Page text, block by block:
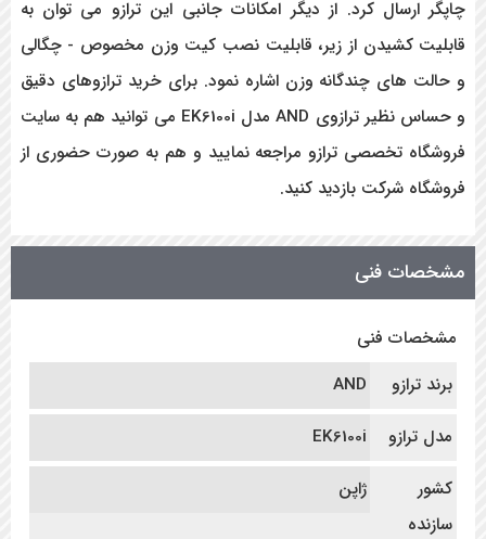
چاپگر ارسال کرد. از دیگر امکانات جانبی این ترازو می توان به
قابلیت کشیدن از زیر، قابلیت نصب کیت وزن مخصوص - چگالی
و حالت های چندگانه وزن اشاره نمود. برای خرید ترازوهای دقیق
و حساس نظیر ترازوی AND مدل EK6100i می توانید هم به سایت
فروشگاه تخصصی ترازو مراجعه نمایید و هم به صورت حضوری از
فروشگاه شرکت بازدید کنید.
مشخصات فنی
مشخصات فنی
برند ترازو
AND
مدل ترازو
EK6100i
کشور
سازنده
ژاپن